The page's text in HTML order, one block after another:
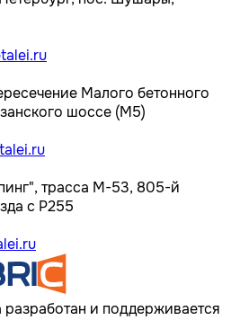
Малого бетонного
шоссе (М5)
трасса M-53, 805-й
с Р255
разработан и поддерживается